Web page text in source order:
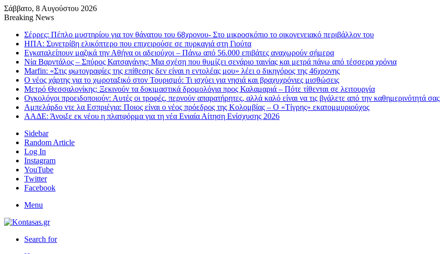
Σάββατο, 8 Αυγούστου 2026
Breaking News
Σέρρες: Πέπλο μυστηρίου για τον θάνατου του 68χρονου- Στο μικροσκόπιο το οικογενειακό περιβάλλον του
ΗΠΑ: Συνετρίβη ελικόπτερο που επιχειρούσε σε πυρκαγιά στη Γιούτα
Εγκαταλείπουν μαζικά την Αθήνα οι αδειούχοι – Πάνω από 56.000 επιβάτες αναχωρούν σήμερα
Νία Βαρντάλος – Σπύρος Κατσαγάνης: Μια σχέση που θυμίζει σενάριο ταινίας και μετρά πάνω από τέσσερα χρόνια
Marfin: «Στις φωτογραφίες της επίθεσης δεν είναι η εντολέας μου» λέει ο δικηγόρος της 46χρονης
Ο νέος χάρτης για το χωροταξικό στον Τουρισμό: Τι ισχύει για νησιά και βραχυχρόνιες μισθώσεις
Μετρό Θεσσαλονίκης: Ξεκινούν τα δοκιμαστικά δρομολόγια προς Καλαμαριά – Πότε τίθενται σε λειτουργία
Ογκολόγοι προειδοποιούν: Αυτές οι τροφές, περνούν απαρατήρητες, αλλά καλό είναι να τις βγάλετε από την καθημερινότητά σας
Αμπελάρδο ντε λα Εσπριέγια: Ποιος είναι ο νέος πρόεδρος της Κολομβίας – Ο «Τίγρης» εκατομμυριούχος
ΑΑΔΕ: Άνοιξε εκ νέου η πλατφόρμα για τη νέα Ενιαία Αίτηση Ενίσχυσης 2026
Sidebar
Random Article
Log In
Instagram
YouTube
Twitter
Facebook
Menu
Search for